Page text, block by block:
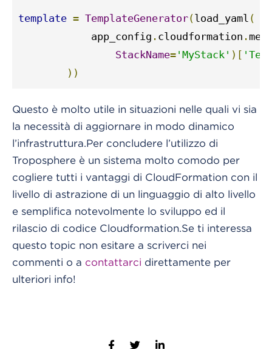
template = TemplateGenerator(load_yaml (
            app_config
. cloudformation .
StackName= 'MyStack' )[
))
Questo è molto utile in situazioni nelle quali vi sia
la necessità di aggiornare in modo dinamico
l’infrastruttura.Per concludere l’utilizzo di
Troposphere è un sistema molto comodo per
cogliere tutti i vantaggi di CloudFormation con il
livello di astrazione di un linguaggio di alto livello
e semplifica notevolmente lo sviluppo ed il
rilascio di codice Cloudformation.Se ti interessa
questo topic non esitare a scriverci nei
commenti o a contattarci direttamente per
ulteriori info!